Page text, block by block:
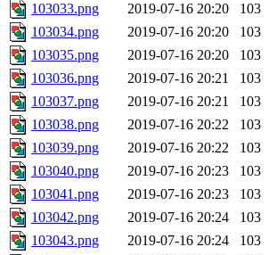
103033.png
2019-07-16 20:20
103
103034.png
2019-07-16 20:20
103
103035.png
2019-07-16 20:20
103
103036.png
2019-07-16 20:21
103
103037.png
2019-07-16 20:21
103
103038.png
2019-07-16 20:22
103
103039.png
2019-07-16 20:22
103
103040.png
2019-07-16 20:23
103
103041.png
2019-07-16 20:23
103
103042.png
2019-07-16 20:24
103
103043.png
2019-07-16 20:24
103